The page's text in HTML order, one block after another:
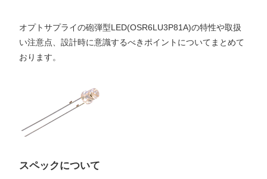
オプトサプライの砲弾型LED(OSR6LU3P81A)の特性や取扱
い注意点、設計時に意識するべきポイントについてまとめて
おります。
スペックについて